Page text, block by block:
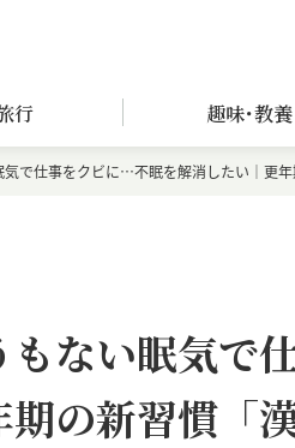
行 趣味･教養
で仕事をクビに…不眠を解消したい｜更年
もない眠気で
の新習慣「